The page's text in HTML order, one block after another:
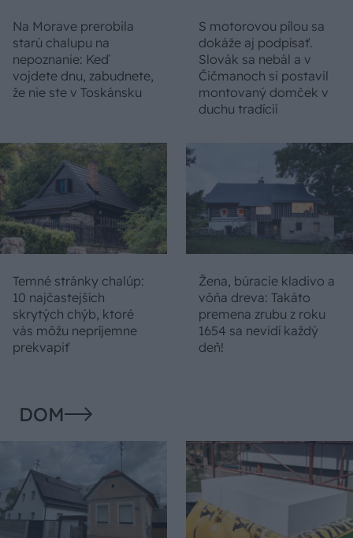
Na Morave prerobila
starú chalupu na
nepoznanie: Keď
vojdete dnu, zabudnete,
že nie ste v Toskánsku
S motorovou pílou sa
dokáže aj podpísať.
Slovák sa nebál a v
Čičmanoch si postavil
montovaný domček v
duchu tradícií
Temné stránky chalúp:
10 najčastejších
skrytých chýb, ktoré
vás môžu nepríjemne
prekvapiť
Žena, búracie kladivo a
vôňa dreva: Takáto
premena zrubu z roku
1654 sa nevidí každý
deň!
DOM